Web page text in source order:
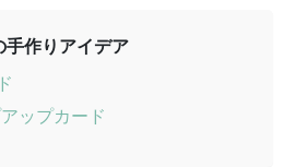
手作りアイデア
ップカード